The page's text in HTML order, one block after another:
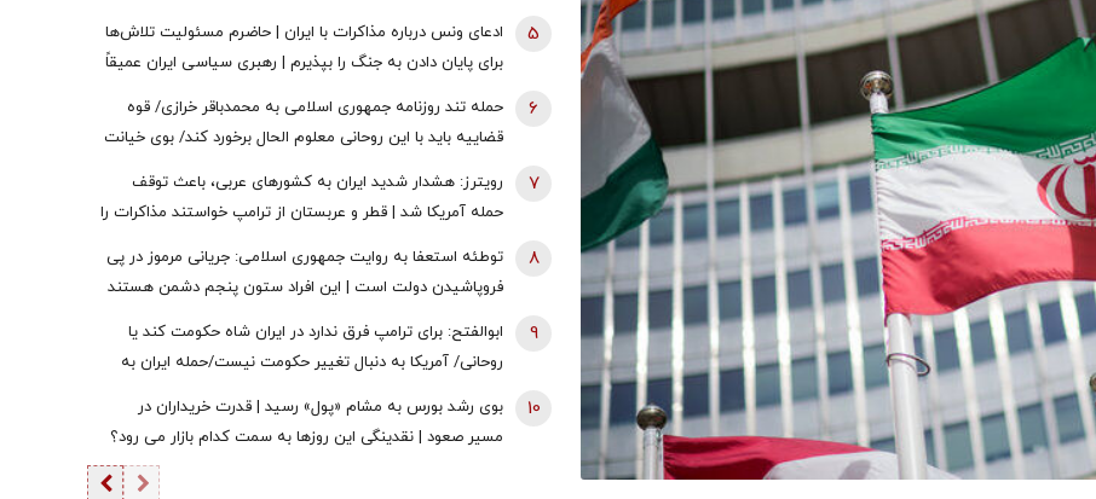
ادعای ونس درباره مذاکرات با ایران | حاضرم مسئولیت تلاش‌ها
برای پایان دادن به جنگ را بپذیرم | رهبری سیاسی ایران عمیقاً
5
حمله تند روزنامه جمهوری اسلامی به محمدباقر خرازی/ قوه
قضاییه باید با این روحانی معلوم الحال برخورد کند/ بوی خیانت
6
رویترز: هشدار شدید ایران به کشورهای عربی، باعث توقف
حمله آمریکا شد | قطر و عربستان از ترامپ خواستند مذاکرات را
7
توطئه استعفا به روایت جمهوری اسلامی: جریانی مرموز در پی
فروپاشیدن دولت است | این افراد ستون پنجم دشمن هستند
8
ابوالفتح: برای ترامپ فرق ندارد در ایران شاه حکومت کند یا
روحانی/ آمریکا به دنبال تغییر حکومت نیست/حمله ایران به
9
بوی رشد بورس به مشام «پول» رسید | قدرت خریداران در
مسیر صعود | نقدینگی این روزها به سمت کدام بازار می رود؟
10